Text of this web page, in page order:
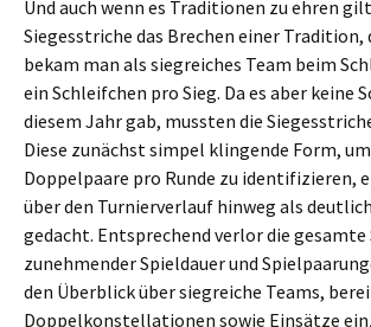
Und auch wenn es Traditionen zu ehren
Siegesstriche das Brechen einer
bekam man als siegreiches Team beim
ein Schleifchen pro Sieg. Da es aber keine
diesem Jahr gab, mussten die
Diese zunächst simpel klingende Form,
Doppelpaare pro Runde zu identifizieren,
über den Turnierverlauf hinweg als
gedacht. Entsprechend verlor die
zunehmender Spieldauer und
den Überblick über siegreiche Teams,
Doppelkonstellationen sowie Einsätze